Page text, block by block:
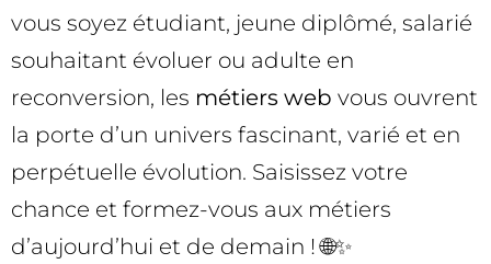
vous soyez étudiant, jeune diplômé, salarié
souhaitant évoluer ou adulte en
reconversion, les métiers web vous ouvrent
la porte d’un univers fascinant, varié et en
perpétuelle évolution. Saisissez votre
chance et formez-vous aux métiers
d’aujourd’hui et de demain ! 🌐✨